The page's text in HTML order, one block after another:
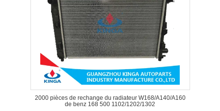
2000 pièces de rechange du radiateur W168/A140/A160
de benz 168 500 1102/1202/1302